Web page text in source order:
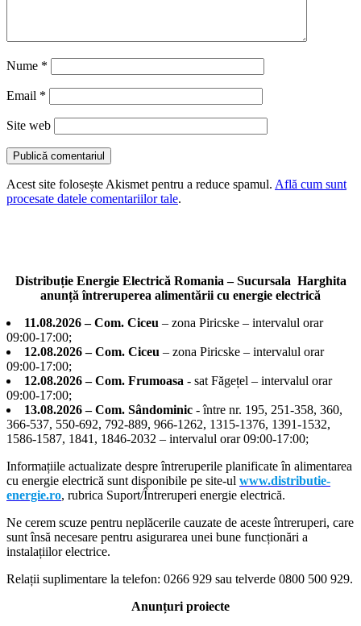
Nume *
Email *
Site web
Acest site folosește Akismet pentru a reduce spamul. Află cum sunt
procesate datele comentariilor tale.
Distribuție Energie Electrică Romania – Sucursala Harghita
anunță întreruperea alimentării cu energie electrică
11.08.2026 – Com. Ciceu – zona Piricske – intervalul orar
09:00-17:00;
12.08.2026 – Com. Ciceu – zona Piricske – intervalul orar
09:00-17:00;
12.08.2026 – Com. Frumoasa - sat Făgețel – intervalul orar
09:00-17:00;
13.08.2026 – Com. Sândominic - între nr. 195, 251-358, 360,
366-537, 550-692, 792-889, 966-1262, 1315-1376, 1391-1532,
1586-1587, 1841, 1846-2032 – intervalul orar 09:00-17:00;
Informațiile actualizate despre întreruperile planificate în alimentarea
cu energie electrică sunt disponibile pe site-ul www.distributie-
energie.ro, rubrica Suport/Întreruperi energie electrică.
Ne cerem scuze pentru neplăcerile cauzate de aceste întreruperi, care
sunt însă necesare pentru asigurarea unei bune funcționări a
instalațiilor electrice.
Relații suplimentare la telefon: 0266 929 sau telverde 0800 500 929.
Anunțuri proiecte